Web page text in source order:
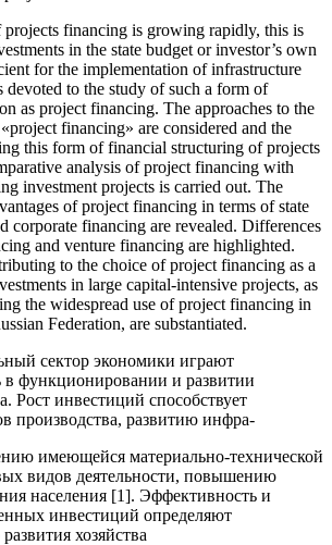
financing is growing rapidly, this is
in the state budget or investor’s own
for the implementation of infrastructure
devoted to the study of such a form of
as project financing. The approaches to the
financing» are considered and the
this form of financial structuring of projects
analysis of project financing with
investment projects is carried out. The
of project financing in terms of state
corporate financing are revealed. Differences
and venture financing are highlighted.
to the choice of project financing as a
in large capital-intensive projects, as
the widespread use of project financing in
Federation, are substantiated.
сектор экономики играют
функционировании и развитии
Рост инвестиций способствует
производства, развитию инфра-
имеющейся материально-технической
видов деятельности, повышению
населения [1]. Эффективность и
инвестиций определяют
хозяйства